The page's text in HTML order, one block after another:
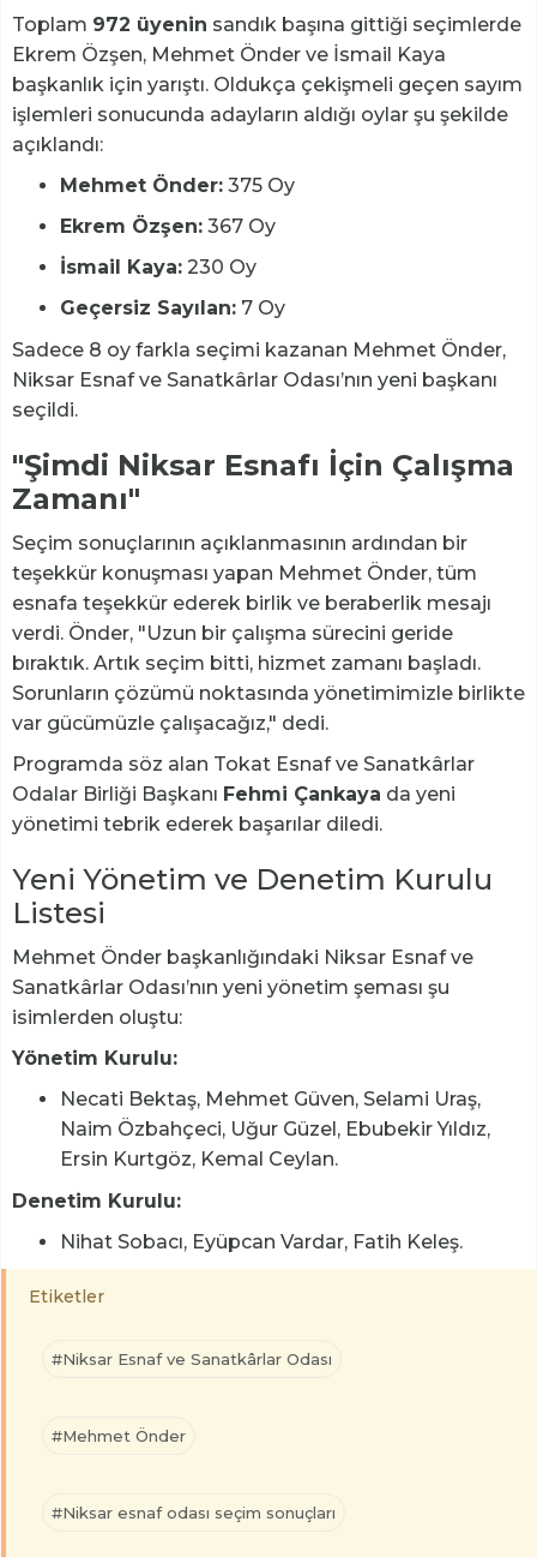
Toplam 972 üyenin sandık başına gittiği seçimlerde
Ekrem Özşen, Mehmet Önder ve İsmail Kaya
başkanlık için yarıştı. Oldukça çekişmeli geçen sayım
işlemleri sonucunda adayların aldığı oylar şu şekilde
açıklandı:
Mehmet Önder: 375 Oy
Ekrem Özşen: 367 Oy
İsmail Kaya: 230 Oy
Geçersiz Sayılan: 7 Oy
Sadece 8 oy farkla seçimi kazanan Mehmet Önder,
Niksar Esnaf ve Sanatkârlar Odası’nın yeni başkanı
seçildi.
"Şimdi Niksar Esnafı İçin Çalışma
Zamanı"
Seçim sonuçlarının açıklanmasının ardından bir
teşekkür konuşması yapan Mehmet Önder, tüm
esnafa teşekkür ederek birlik ve beraberlik mesajı
verdi. Önder, "Uzun bir çalışma sürecini geride
bıraktık. Artık seçim bitti, hizmet zamanı başladı.
Sorunların çözümü noktasında yönetimimizle birlikte
var gücümüzle çalışacağız," dedi.
Programda söz alan Tokat Esnaf ve Sanatkârlar
Odalar Birliği Başkanı Fehmi Çankaya da yeni
yönetimi tebrik ederek başarılar diledi.
Yeni Yönetim ve Denetim Kurulu
Listesi
Mehmet Önder başkanlığındaki Niksar Esnaf ve
Sanatkârlar Odası’nın yeni yönetim şeması şu
isimlerden oluştu:
Yönetim Kurulu:
Necati Bektaş, Mehmet Güven, Selami Uraş,
Naim Özbahçeci, Uğur Güzel, Ebubekir Yıldız,
Ersin Kurtgöz, Kemal Ceylan.
Denetim Kurulu:
Nihat Sobacı, Eyüpcan Vardar, Fatih Keleş.
Etiketler
#Niksar Esnaf ve Sanatkârlar Odası
#Mehmet Önder
#Niksar esnaf odası seçim sonuçları